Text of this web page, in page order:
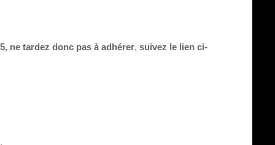
ne tardez donc pas à adhérer, suivez le lien ci-